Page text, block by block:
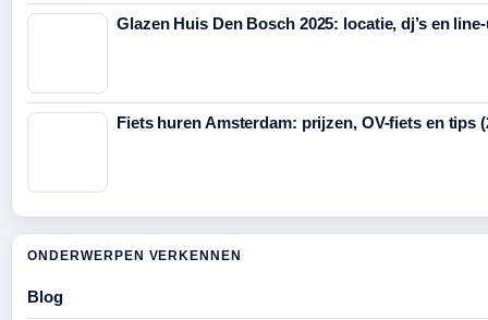
Glazen Huis Den Bosch 2025: locatie, dj’s en
Fiets huren Amsterdam: prijzen, OV-fiets en tips
ONDERWERPEN VERKENNEN
Blog